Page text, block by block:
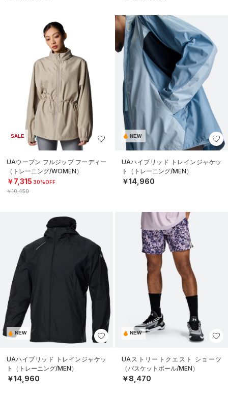
SALE
UAウーブン フルジップ フーディー
（トレーニング/WOMEN）
￥7,315 30%OFF
￥10,450
NEW
UAハイブリッド トレインジャケッ
ト（トレーニング/MEN）
￥14,960
NEW
UAハイブリッド トレインジャケッ
ト（トレーニング/MEN）
￥14,960
NEW
UAストリートクエスト ショーツ
（バスケットボール/MEN）
￥8,470